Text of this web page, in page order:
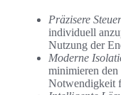
Präzisere
individuell
Nutzung der
Moderne
minimieren
Notwendigkeit